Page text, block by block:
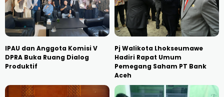
IPAU dan Anggota Komisi V
DPRA Buka Ruang Dialog
Produktif
Pj Walikota Lhokseumawe
Hadiri Rapat Umum
Pemegang Saham PT Bank
Aceh